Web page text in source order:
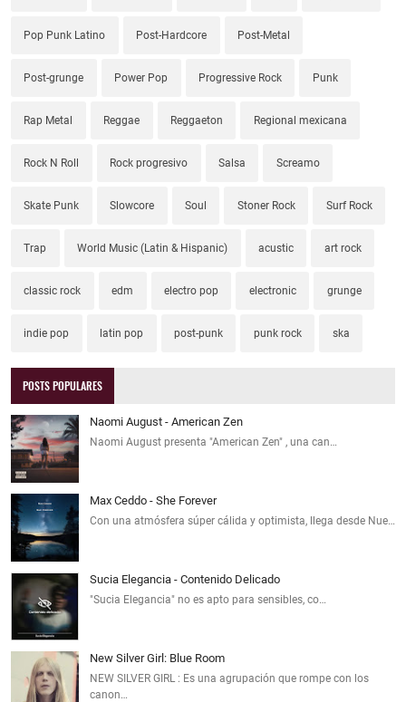
Pop Punk Latino Post-Hardcore Post-Metal
Post-grunge Power Pop Progressive Rock Punk
Rap Metal Reggae Reggaeton Regional mexicana
Rock N Roll Rock progresivo Salsa Screamo
Skate Punk Slowcore Soul Stoner Rock Surf Rock
Trap World Music (Latin & Hispanic) acustic art rock
classic rock edm electro pop electronic grunge
indie pop latin pop post-punk punk rock ska
POSTS POPULARES
Naomi August - American Zen
Naomi August presenta "American Zen" , una can…
Max Ceddo - She Forever
Con una atmósfera súper cálida y optimista, llega desde Nue…
Sucia Elegancia - Contenido Delicado
"Sucia Elegancia" no es apto para sensibles, co…
New Silver Girl: Blue Room
NEW SILVER GIRL : Es una agrupación que rompe con los
canon…